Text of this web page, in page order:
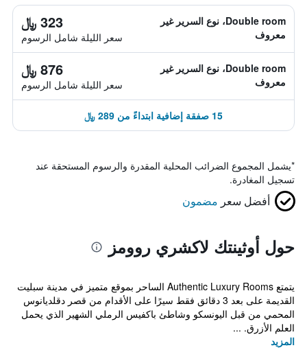
Double room، نوع السرير غير
معروف
323 ﷼
سعر الليلة شامل الرسوم
Double room، نوع السرير غير
معروف
876 ﷼
سعر الليلة شامل الرسوم
15 صفقة إضافية ابتداءً من 289 ﷼
*يشمل المجموع الضرائب المحلية المقدرة والرسوم المستحقة عند
تسجيل المغادرة.
أفضل سعر مضمون
حول أوثينتك لاكشري روومز
يتمتع Authentic Luxury Rooms الساحر بموقع متميز في مدينة سبليت
القديمة على بعد 3 دقائق فقط سيرًا على الأقدام من قصر دقلديانوس
المحمي من قبل اليونسكو وشاطئ باكفيس الرملي الشهير الذي يحمل
العلم الأزرق. ...
المزيد